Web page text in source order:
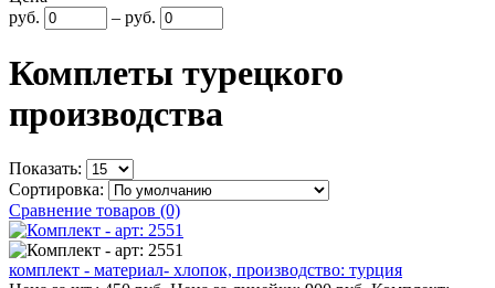
руб.
– руб.
Комплеты турецкого
производства
Показать:
Сортировка:
Сравнение товаров (0)
комплект - материал- хлопок, производство: турция